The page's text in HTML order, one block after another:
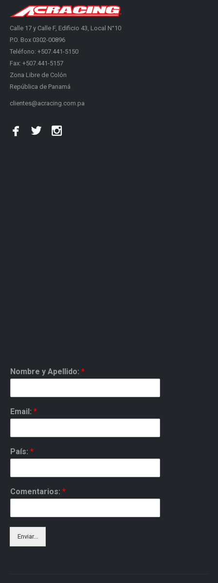
Calle 17 y Calle F, Edificio 43, Local N°10
P.O. Box 0302-00896
Teléfono: +507.441-5150
Fax: +507.441-5157
Zona Libre de Colón
República de Panamá
clientes@acracing.com.pa
Nombre y Apellido: *
Email: *
País: *
Comentarios: *
Enviar...